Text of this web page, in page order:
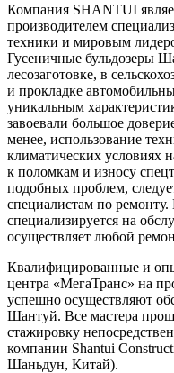
Компания SHANTUI
производителем
техники и мировым
Гусеничные бульдозеры
лесозаготовке, в
и прокладке
уникальным
завоевали большое
менее, использование
климатических условиях
к поломкам и износу
подобных проблем,
специалистам по
специализируется на
осуществляет любой
Квалифицированные и
центра «МегаТранс» на
успешно осуществляют
Шантуй. Все мастера
стажировку
компании Shantui
Шаньдун, Китай).